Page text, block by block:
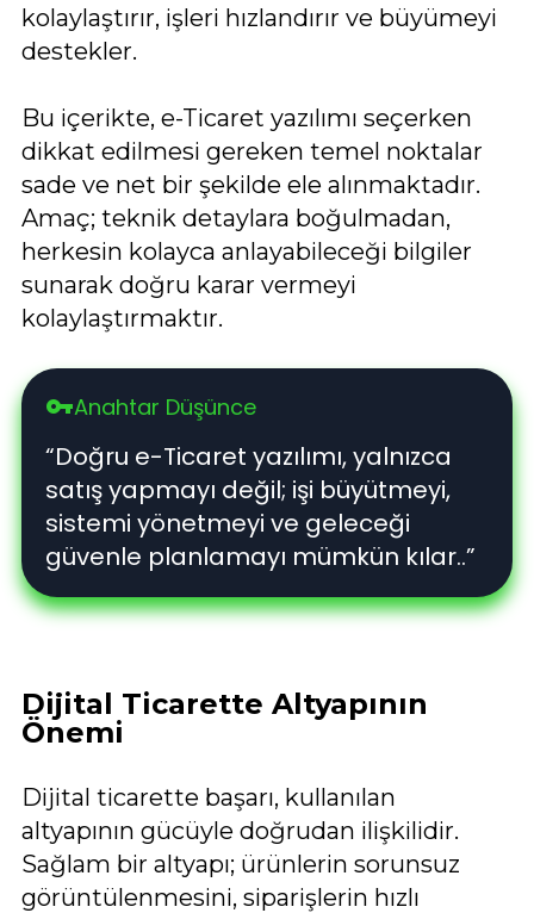
kolaylaştırır, işleri hızlandırır ve büyümeyi
destekler.
Bu içerikte, e-Ticaret yazılımı seçerken
dikkat edilmesi gereken temel noktalar
sade ve net bir şekilde ele alınmaktadır.
Amaç; teknik detaylara boğulmadan,
herkesin kolayca anlayabileceği bilgiler
sunarak doğru karar vermeyi
kolaylaştırmaktır.
vpn_keyAnahtar Düşünce
“Doğru e-Ticaret yazılımı, yalnızca
satış yapmayı değil; işi büyütmeyi,
sistemi yönetmeyi ve geleceği
güvenle planlamayı mümkün kılar..”
Dijital Ticarette Altyapının
Önemi
Dijital ticarette başarı, kullanılan
altyapının gücüyle doğrudan ilişkilidir.
Sağlam bir altyapı; ürünlerin sorunsuz
görüntülenmesini, siparişlerin hızlı